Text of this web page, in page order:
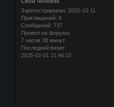
Зарегистрирован: 2020-10-11
Приглашений: 0
Сообщений: 737
Провел на форуме:
7 часов 38 минут
Последний визит:
2025-02-01 21:46:15